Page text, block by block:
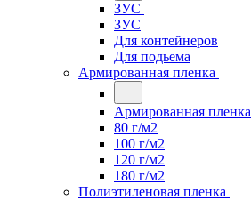
ЗУС
ЗУС
Для контейнеров
Для подьема
Армированная пленка
Армированная пленка
80 г/м2
100 г/м2
120 г/м2
180 г/м2
Полиэтиленовая пленка